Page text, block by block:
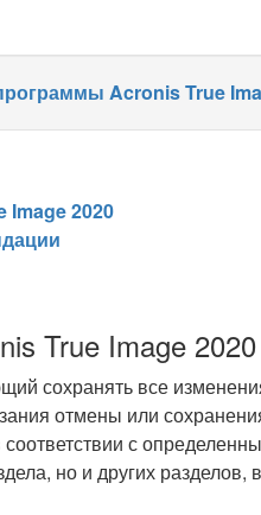
Acronis True
2020
True Image 2020
сохранять все
отмены или
с
но и других разделов,